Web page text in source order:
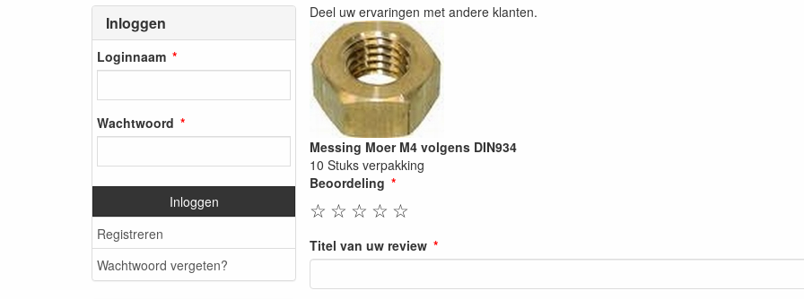
Inloggen
Loginnaam
Wachtwoord
Inloggen
Registreren
Wachtwoord vergeten?
Deel uw ervaringen met andere klanten.
Messing Moer M4 volgens DIN934
10 Stuks verpakking
Beoordeling
☆
☆
☆
☆
☆
Titel van uw review